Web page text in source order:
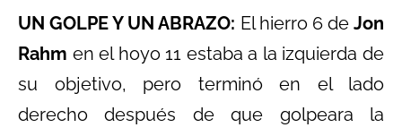
UN GOLPE Y UN ABRAZO: El hierro 6 deJon
Rahm en el hoyo 11 estaba a la izquierda de
su objetivo, pero terminó en el lado
derecho después de que golpeara la